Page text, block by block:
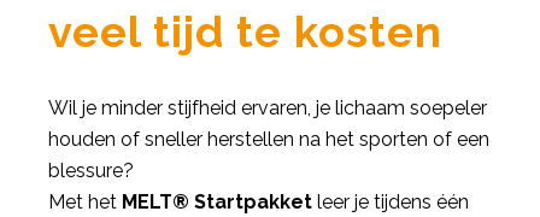
veel tijd te kosten
Wil je minder stijfheid ervaren, je lichaam soepeler
houden of sneller herstellen na het sporten of een
blessure?
Met het MELT® Startpakket leer je tijdens één